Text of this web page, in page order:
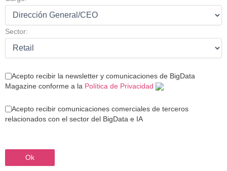
Sector:
Acepto recibir la newsletter y comunicaciones de BigData
Magazine conforme a la Política de Privacidad
Acepto recibir comunicaciones comerciales de terceros
relacionados con el sector del BigData e IA